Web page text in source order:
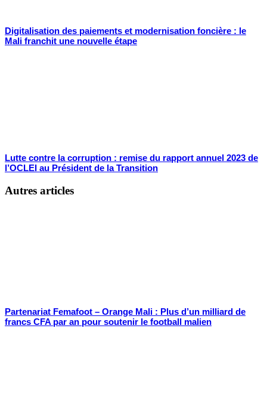
Digitalisation des paiements et modernisation foncière : le
Mali franchit une nouvelle étape
Lutte contre la corruption : remise du rapport annuel 2023 de
l’OCLEI au Président de la Transition
Autres articles
Partenariat Femafoot – Orange Mali : Plus d’un milliard de
francs CFA par an pour soutenir le football malien